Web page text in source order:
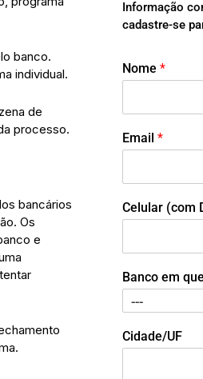
banco.
individual.
de
processo.
bancários
Os
e
Informação
cadastre-se
Nome *
Email *
Celular (com
Banco em
Cidade/UF